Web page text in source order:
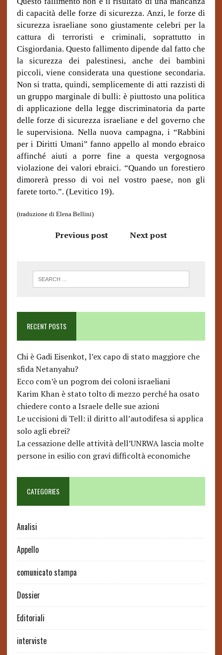
di capacità delle forze di sicurezza. Anzi, le forze di
sicurezza israeliane sono giustamente celebri per la
cattura di terroristi e criminali, soprattutto in
Cisgiordania. Questo fallimento dipende dal fatto che
la sicurezza dei palestinesi, anche dei bambini
piccoli, viene considerata una questione secondaria.
Non si tratta, quindi, semplicemente di atti razzisti di
un gruppo marginale di bulli: è piuttosto una politica
di applicazione della legge discriminatoria da parte
delle forze di sicurezza israeliane e del governo che
le supervisiona. Nella nuova campagna, i “Rabbini
per i Diritti Umani” fanno appello al mondo ebraico
affinché aiuti a porre fine a questa vergognosa
violazione dei valori ebraici. “Quando un forestiero
dimorerà presso di voi nel vostro paese, non gli
farete torto.”. (Levitico 19).
(traduzione di Elena Bellini)
Previous post Next post
RECENT POSTS
Chi è Gadi Eisenkot, l’ex capo di stato maggiore che
sfida Netanyahu?
Ecco com’è un pogrom dei coloni israeliani
Karim Khan è stato tolto di mezzo perché ha osato
chiedere conto a Israele delle sue azioni
Le uccisioni di Tell: il diritto all’autodifesa si applica
solo agli ebrei?
La cessazione delle attività dell’UNRWA lascia molte
persone in esilio con gravi difficoltà economiche
CATEGORIES
Analisi
Appello
comunicato stampa
Dossier
Editoriali
interviste